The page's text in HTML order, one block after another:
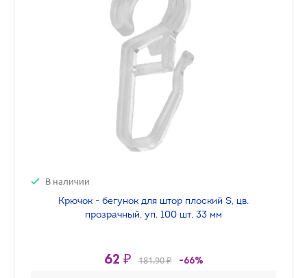
В наличии
Крючок - бегунок для штор плоский S, цв.
прозрачный, уп. 100 шт, 33 мм
62 ₽ 181.90 ₽ -66%